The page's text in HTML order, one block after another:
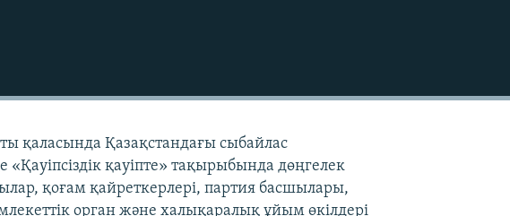
қаласында Қазақстандағы сыбайлас
қауіпте» тақырыбында дөңгелек
қоғам қайреткерлері, партия басшылары,
орган және халықаралық ұйым өкілдері